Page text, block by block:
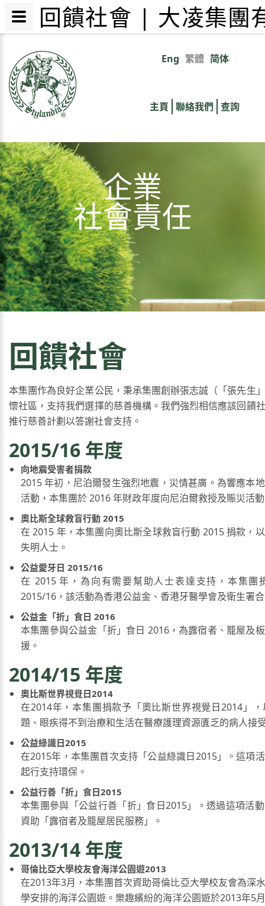
內
Eng 繁體 简体
links
主頁 聯絡我們 查詢
企業
社會責任
回饋社會
本集團作為良好企業公民，秉承集團創辦張志誠（「張先生
懷社區，支持我們選擇的慈善機構。我們強烈相信應該回饋
推行慈善計劃以答謝社會支持。
2015/16 年度
向地震受害者捐款
2015 年初，尼泊爾發生強烈地震，災情甚廣。為響應本
活動，本集團於 2016 年財政年度向尼泊爾救授及賑災活
奧比斯全球救盲行動 2015
在 2015 年，本集團向奧比斯全球救盲行動 2015 捐款，
失明人士。
公益愛牙日 2015/16
在 2015 年，為向有需要幫助人士表達支持，本集團
2015/16，該活動為香港公益金、香港牙醫學會及衛生署
公益金「折」食日 2016
本集團參與公益金「折」食日 2016，為露宿者、籠屋及
援。
2014/15 年度
奧比斯世界視覺日2014
在2014年，本集團捐款予「奧比斯世界視覺日2014」
題、眼疾得不到治療和生活在醫療護理資源匱乏的病人接
公益綠識日2015
在2015年，本集團首次支持「公益綠識日2015」。這項
起行支持環保。
公益行善「折」食日2015
本集團參與「公益行善「折」食日2015」。透過這項活
資助「露宿者及籠屋居民服務」。
2013/14 年度
哥倫比亞大學校友會海洋公園遊2013
在2013年3月，本集團首次資助哥倫比亞大學校友會為深
學安排的海洋公園遊。樂趣繽紛的海洋公園遊於2013年5
回饋社會 | 大凌集團